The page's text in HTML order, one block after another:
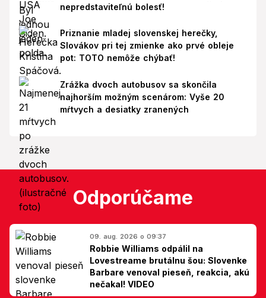
nepredstaviteľnú bolesť!
Priznanie mladej slovenskej herečky,
Slovákov pri tej zmienke ako prvé obleje
pot: TOTO nemôže chýbať!
Zrážka dvoch autobusov sa skončila
najhorším možným scenárom: Vyše 20
mŕtvych a desiatky zranených
Odporúčame
09. aug. 2026 o 09:37
Robbie Williams odpálil na
Lovestreame brutálnu šou: Slovenke
Barbare venoval pieseň, reakcia, akú
nečakal! VIDEO